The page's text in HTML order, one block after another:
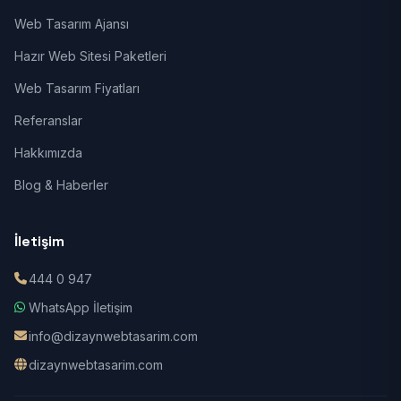
Web Tasarım Ajansı
Hazır Web Sitesi Paketleri
Web Tasarım Fiyatları
Referanslar
Hakkımızda
Blog & Haberler
İletişim
444 0 947
WhatsApp İletişim
info@dizaynwebtasarim.com
dizaynwebtasarim.com